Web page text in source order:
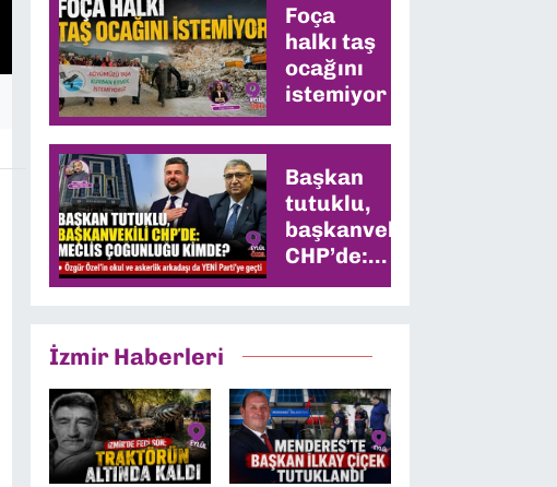
Foça
halkı taş
ocağını
istemiyor
Başkan
tutuklu,
başkanvekili
CHP’de:
Meclis
İzmir Haberleri